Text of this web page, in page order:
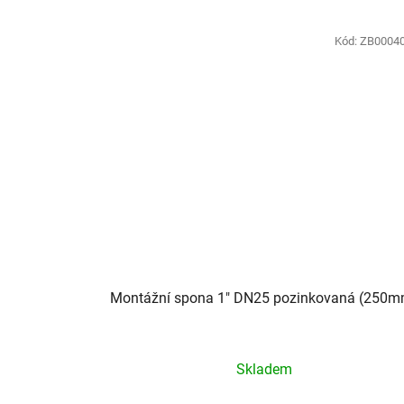
Montážní spona 1" DN25 pozinkovaná
Skladem
Kód: